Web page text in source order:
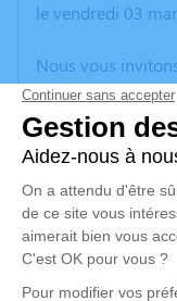
le vendredi 03
Nous vous
vos
anecdote ou
poèmes ou des
d'expression
Claude LACORNE.
Un service de
disponible ici.